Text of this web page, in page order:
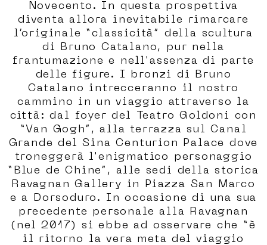
Novecento. In questa prospettiva
diventa allora inevitabile rimarcare
l’originale “classicità” della scultura
di Bruno Catalano, pur nella
frantumazione e nell'assenza di parte
delle figure. I bronzi di Bruno
Catalano intrecceranno il nostro
cammino in un viaggio attraverso la
città: dal foyer del Teatro Goldoni con
“Van Gogh”, alla terrazza sul Canal
Grande del Sina Centurion Palace dove
troneggerà l'enigmatico personaggio
“Blue de Chine”, alle sedi della storica
Ravagnan Gallery in Piazza San Marco
e a Dorsoduro. In occasione di una sua
precedente personale alla Ravagnan
(nel 2017) si ebbe ad osservare che “è
il ritorno la vera meta del viaggio